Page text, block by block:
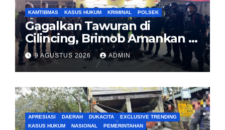
KAMTIBMAS KASUS HUKUM KRIMINAL POLSEK
Gagalkan Tawuran di
Cilincing, Brimob Amankan 5
Pemuda dan 2 Bilah Parang
9 AGUSTUS 2026 ADMIN
APRESIASI DAERAH DUKACITA
EXCLUSIVE TRENDING
KASUS HUKUM
NASIONAL PEMERINTAHAN